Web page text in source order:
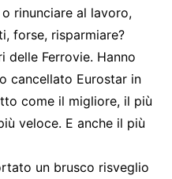
rinunciare al lavoro,
forse, risparmiare?
delle Ferrovie. Hanno
cancellato Eurostar in
come il migliore, il più
veloce. E anche il più
un brusco risveglio